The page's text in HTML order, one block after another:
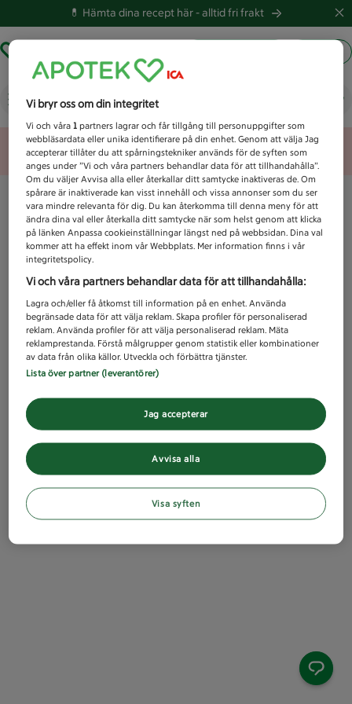
💊 Hämta dina recept här -alltid fri frakt
Vad letar du efter idag?
Unknown error
Vi bryr oss om din integritet
Vi och våra1 partners lagrar och får tillgång till personuppgifter som
webbläsardata eller unika identifierare på din enhet. Genom att välja Jag
accepterar tillåter du att spårningstekniker används för de syften som
anges under ”Vi och våra partners behandlar data för att tillhandahålla”.
Om du väljer Avvisa alla eller återkallar ditt samtycke inaktiveras de. Om
spårare är inaktiverade kan visst innehåll och vissa annonser som du ser
vara mindre relevanta för dig. Du kan återkomma till denna meny för att
ändra dina val eller återkalla ditt samtycke när som helst genom att klicka
på länken Anpassa cookieinställningar längst ned på webbsidan. Dina val
kommer att ha effekt inom vår Webbplats. Mer information finns i vår
integritetspolicy.
Vi och våra partners behandlar data för att tillhandahålla:
Lagra och/eller få åtkomst till information på en enhet. Använda
begränsade data för att välja reklam. Skapa profiler för personaliserad
reklam. Använda profiler för att välja personaliserad reklam. Mäta
reklamprestanda. Förstå målgrupper genom statistik eller kombinationer
av data från olika källor. Utveckla och förbättra tjänster.
Lista över partner (leverantörer)
Avvisa alla
Jag accepterar
Visa syften